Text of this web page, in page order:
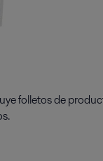
folletos de